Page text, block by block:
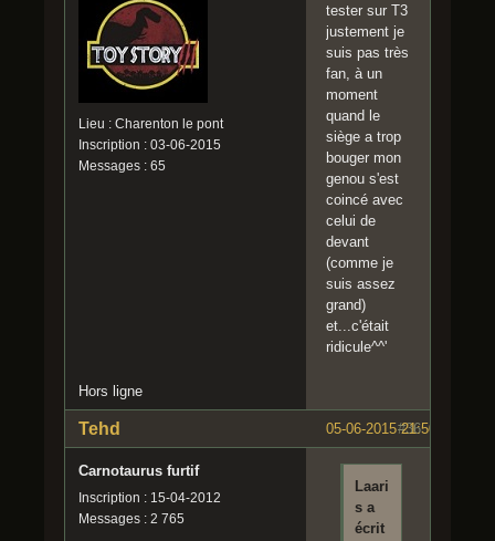
Lieu : Charenton le pont
Inscription : 03-06-2015
Messages : 65
tester sur T3
justement je
suis pas très
fan, à un
moment
quand le
siège a trop
bouger mon
genou s'est
coincé avec
celui de
devant
(comme je
suis assez
grand)
et...c'était
ridicule^^'
Hors ligne
#36
05-06-2015 21:50:54
Tehd
Carnotaurus furtif
Inscription : 15-04-2012
Messages : 2 765
Laari
s a
écrit